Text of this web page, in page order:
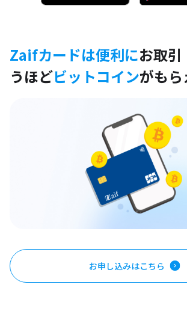
Zaifカードは便利にお取引
うほどビットコインがもら
お申し込みはこちら